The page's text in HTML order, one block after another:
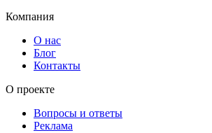
Компания
О нас
Блог
Контакты
О проекте
Вопросы и ответы
Реклама